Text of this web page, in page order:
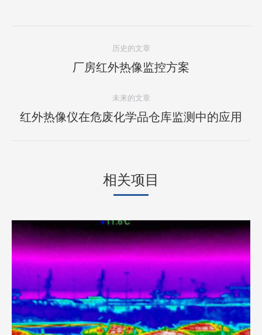
历史的文章
上
个
项
厂房红外热像监控方案
未来的文章
下
目：
红外热像仪在危废化学品仓库监测中的应用
相关项目